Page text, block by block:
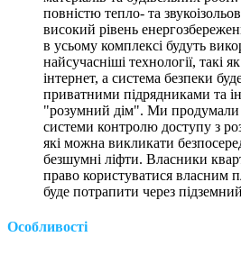
повністю тепло- та
високий рівень
в усьому комплексі будуть
найсучасніші технології, такі
інтернет, а система безпеки
приватними підрядниками та
"розумний дім". Ми продумали
системи контролю доступу з
які можна викликати
безшумні ліфти. Власники
право користуватися власним
буде потрапити через
Особливості